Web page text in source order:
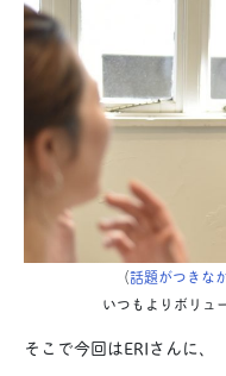
（話題がつきな
いつもよりボリュ
そこで今回はERIさんに、